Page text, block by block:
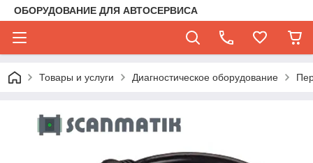
ОБОРУДОВАНИЕ ДЛЯ АВТОСЕРВИСА
Товары и услуги Диагностическое оборудование